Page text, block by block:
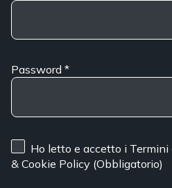
Password*
Ho letto e accetto i Termini
& Cookie Policy (Obbligatorio)